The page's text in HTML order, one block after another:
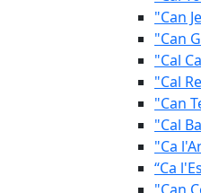
"Can
"Can
"Cal
"Cal
"Can
"Cal
"Ca
“Ca